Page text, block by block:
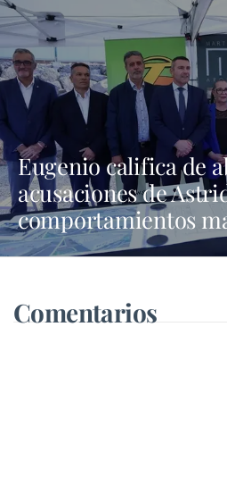
Eugenio califica de
acusaciones de
comportamientos
asegura que busca
Comentarios